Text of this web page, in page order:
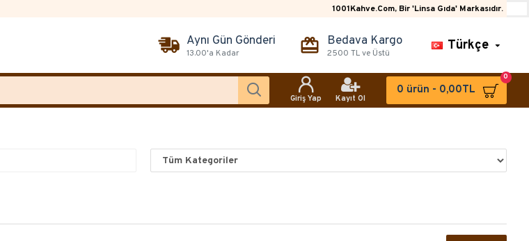
1001Kahve.Com, Bir 'Linsa Gıda' Markasıdır.
Aynı Gün Gönderi
13.00'a Kadar
Bedava Kargo
2500 TL ve Üstü
Türkçe
Giriş Yap Kayıt Ol
0 ürün - 0,00TL
0